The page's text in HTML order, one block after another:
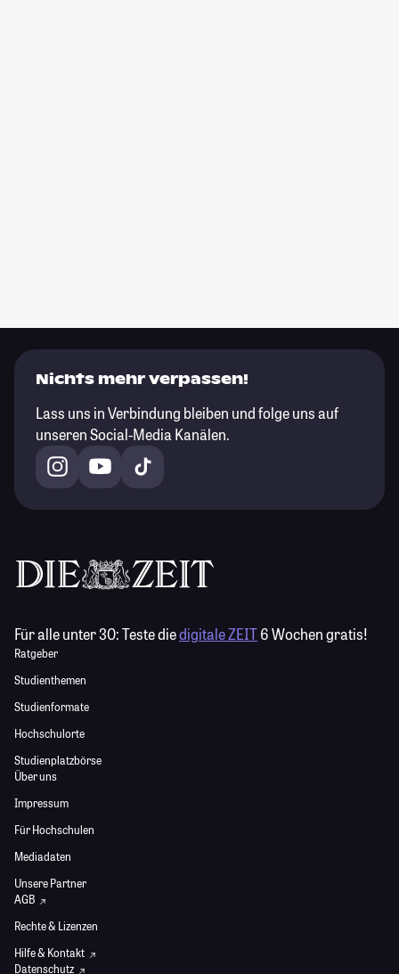
Nichts mehr verpassen!
Lass uns in Verbindung bleiben und folge uns auf
unseren Social-Media Kanälen.
Für alle unter 30:Teste diedigitale ZEIT6 Wochen gratis!
Ratgeber
Studienthemen
Studienformate
Hochschulorte
Studienplatzbörse
Über uns
Impressum
Für Hochschulen
Mediadaten
Unsere Partner
AGB
Rechte & Lizenzen
Hilfe & Kontakt
Datenschutz